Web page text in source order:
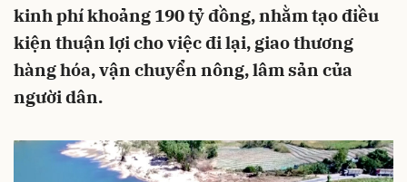
kinh phí khoảng 190 tỷ đồng, nhằm tạo điều
kiện thuận lợi cho việc đi lại, giao thương
hàng hóa, vận chuyển nông, lâm sản của
người dân.